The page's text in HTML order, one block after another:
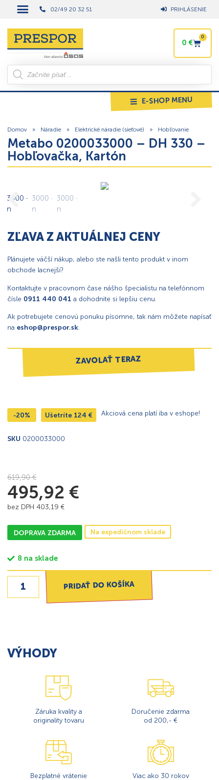
02/49 20 32 51 PRIHLÁSENIE
0 €
0
E-SHOP MENU
Domov » Náradie » Elektrické náradie (sieťové) » Hobľovanie
Metabo 0200033000 – DH 330 –
Hobľovačka, Kartón
ZĽAVA Z AKTUÁLNEJ CENY
Plánujete väčší nákup, alebo ste našli tento produkt v inom
obchode lacnejší?
Kontaktujte v pracovnom čase nášho špecialistu na telefónnom
čísle 0911 440 041 a dohodnite si lepšiu cenu.
Ak potrebujete cenovú ponuku písomne, tak nám môžete napísať
na eshop@prespor.sk.
ZAVOLAŤ TERAZ
-20% Ušetríte 124 € Akciová cena platí iba v eshope!
SKU 0200033000
619,90€
495,92 €
bez DPH 403,19 €
DOPRAVA ZDARMA Na expedičnom sklade
8 na sklade
PRIDAŤ DO KOŠÍKA
VÝHODY
Záruka kvality a
originality tovaru
Doručenie zdarma
od 200,- €
Bezplatné vrátenie
Viac ako 30 rokov